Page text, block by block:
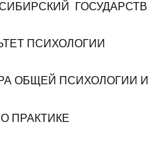
ПСИХОЛОГИИ
ОБЩЕЙ ПСИХОЛОГИИ
ПРАКТИКЕ